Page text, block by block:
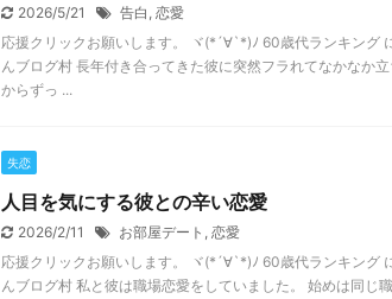
2026/5/21 告白 , 恋愛
応援クリックお願いします。 ヾ(*´∀`*)ﾉ 60歳代ランキング
んブログ村 長年付き合ってきた彼に突然フラれてなかなか
からずっ ...
失恋
人目を気にする彼との辛い恋愛
2026/2/11 お部屋デート , 恋愛
応援クリックお願いします。 ヾ(*´∀`*)ﾉ 60歳代ランキング
んブログ村 私と彼は職場恋愛をしていました。 始めは同じ